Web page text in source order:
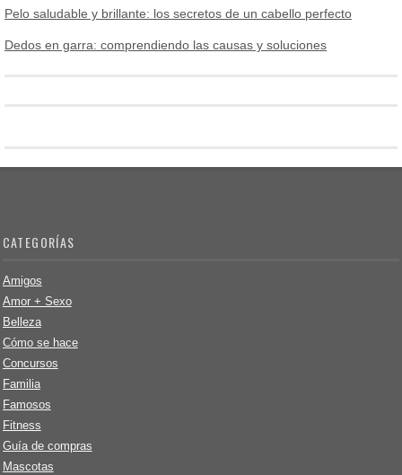
Pelo saludable y brillante: los secretos de un cabello perfecto
Dedos en garra: comprendiendo las causas y soluciones
CATEGORÍAS
Amigos
Amor + Sexo
Belleza
Cómo se hace
Concursos
Familia
Famosos
Fitness
Guía de compras
Mascotas